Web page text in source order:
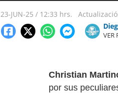
23-JUN-25 / 12:33 hrs.
VER
Christian
por sus